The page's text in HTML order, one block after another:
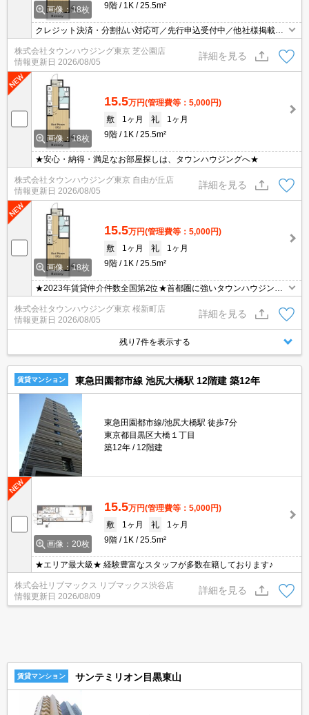
画像：18枚 9階 1K 25.5m²
クレジット決済・分割払い対応可／先行申込受付中／他社様掲載物
件もまとめてご案内可能／専任物件多数あり
株式会社タウンハウジング東京 芝公園店
情報更新日 2026/08/05
詳細を見る
画像：18枚
15.5万円(管理費等：5,000円)
敷
1ヶ月 礼
1ヶ月
9階
1K 25.5m²
★安心・納得・満足なお部屋探しは、タウンハウジングへ★
株式会社タウンハウジング東京 自由が丘店
情報更新日 2026/08/05
詳細を見る
画像：18枚
15.5万円(管理費等：5,000円)
敷
1ヶ月 礼
1ヶ月
9階
1K 25.5m²
★2023年賃貸仲介件数全国第2位★首都圏に強いタウンハウジング
がご案内させていただきます★世田谷区・目黒区エリアのお部屋探
しならタウンハウジング東京へ★
株式会社タウンハウジング東京 桜新町店
情報更新日 2026/08/05
詳細を見る
残り7件を表示する
賃貸マンション 東急田園都市線 池尻大橋駅 12階建 築12年
東急田園都市線/池尻大橋駅 徒歩7分
東京都目黒区大橋１丁目
築12年
12階建
画像：20枚
15.5万円(管理費等：5,000円)
敷
1ヶ月 礼
1ヶ月
9階
1K 25.5m²
★エリア最大級★ 経験豊富なスタッフが多数在籍しております♪
株式会社リブマックス リブマックス渋谷店
情報更新日 2026/08/09
詳細を見る
賃貸マンション サンテミリオン目黒東山